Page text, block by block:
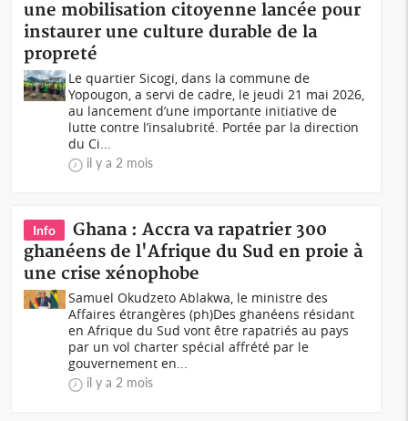
une mobilisation citoyenne lancée pour
instaurer une culture durable de la
propreté
Le quartier Sicogi, dans la commune de
Yopougon, a servi de cadre, le jeudi 21 mai 2026,
au lancement d’une importante initiative de
lutte contre l’insalubrité. Portée par la direction
du Ci...
il y a 2 mois
Info
Ghana : Accra va rapatrier 300
ghanéens de l'Afrique du Sud en proie à
une crise xénophobe
Samuel Okudzeto Ablakwa, le ministre des
Affaires étrangères (ph)Des ghanéens résidant
en Afrique du Sud vont être rapatriés au pays
par un vol charter spécial affrété par le
gouvernement en...
il y a 2 mois